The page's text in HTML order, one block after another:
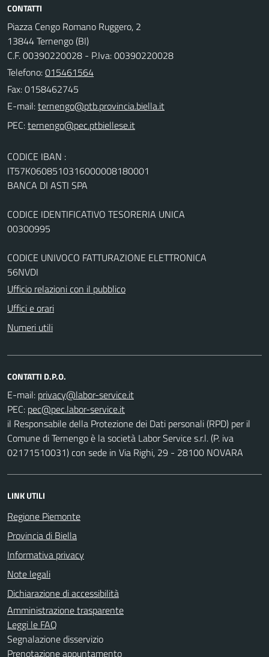
CONTATTI
Piazza Cengo Romano Ruggero, 2
13844 Ternengo (BI)
C.F. 00390220028 - P.Iva: 00390220028
Telefono:015461564
Fax: 0158462745
E-mail:
PEC:
CODICE IBAN :
IT57K0608510316000008180001
BANCA DI ASTI SPA
CODICE IDENTIFICATIVO TESORERIA UNICA
00300995
CODICE UNIVOCO FATTURAZIONE ELETTRONICA
56NVDI
Ufficio relazioni con il pubblico
Uffici e orari
Numeri utili
CONTATTI D.P.O.
E-mail:
PEC:
il Responsabile della Protezione dei Dati personali (RPD) per il
Comune di Ternengo è la società Labor Service s.r.l. (P. iva
02171510031) con sede in Via Righi, 29 - 28100 NOVARA
LINK UTILI
Regione Piemonte
Provincia di Biella
Informativa privacy
Note legali
Dichiarazione di accessibilità
Amministrazione trasparente
Leggi le FAQ
Segnalazione disservizio
Prenotazione appuntamento